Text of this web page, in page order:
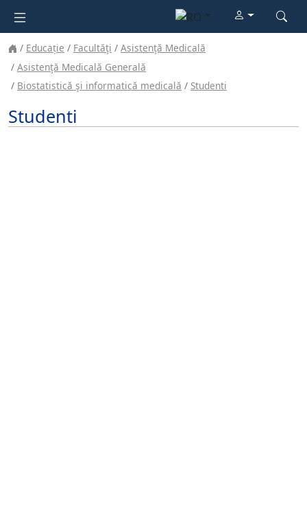
Educație Facultăţi
Asistenţă Medicală
Asistenţă Medicală Generală
Biostatistică şi informatică medicală
Studenti
Studenti